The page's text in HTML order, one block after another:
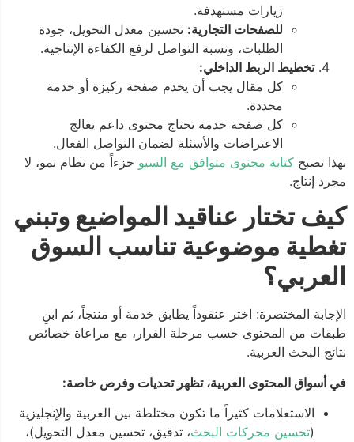
زيارات مستهدفة.
للصفحات التجارية:تحسين معدل التحويل، جودة
الطلبات، ونسبة التواصل لرفع الكفاءة الإنتاجية.
تخطيط الربط الداخلي:
كل مقال يجب أن يخدم صفحة ركيزة أو خدمة
محددة.
كل صفحة خدمة تحتاج محتوى داعم يعالج
الاعتراضات والأسئلة لضمان التواصل الفعال.
بهذا تصبح كتابة محتوى متوافق مع السيوجزءاً من نظام نمو، لا
مجرد إنتاج.
كيف تختار عناقيد المواضيع وتبني
تغطية موضوعية تناسب السوق
العربي؟
الإجابة المختصرة: اختر عنقوداً يطابق خدمة أو منتجاً، ثم ابنِ
طبقات من المحتوى حسب مرحلة القرار، مع مراعاة خصائص
نتائج البحث العربية.
في أسواق المحتوى العربية، تظهر تحديات وفرص خاصة:
الاستعلامات كثيراً ما تكون مختلطة بين العربية والإنجليزية
تحسين محركات البحث، تدقيق، تحسين معدل التحويل)،